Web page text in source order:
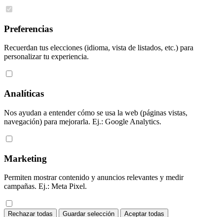
Preferencias
Recuerdan tus elecciones (idioma, vista de listados, etc.) para
personalizar tu experiencia.
Analíticas
Nos ayudan a entender cómo se usa la web (páginas vistas,
navegación) para mejorarla. Ej.: Google Analytics.
Marketing
Permiten mostrar contenido y anuncios relevantes y medir
campañas. Ej.: Meta Pixel.
Rechazar todas Guardar selección Aceptar todas